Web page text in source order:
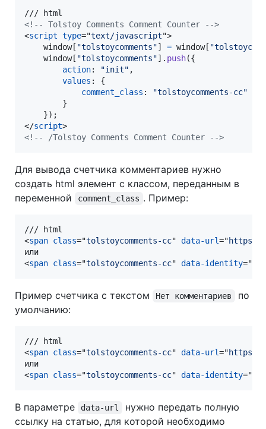
<!-- Tolstoy Comments Comment Counter -->
<script type="text/javascript">
window[ "tolstoycomments"] = window[
window[ "tolstoycomments"] . push({
action: "init" ,
values : {
comment_class :
"tolstoycomments-cc"
}
}) ;
</script>
<!-- /Tolstoy Comments Comment Counter -->
Для вывода счетчика комментариев нужно
создать html элемент с классом, переданным в
переменной
comment_class . Пример:
<span class="tolstoycomments-cc" data-url="https://
<span class="tolstoycomments-cc" data-identity="
Пример счетчика с текстом Нет комментариев
по
умолчанию:
<span class="tolstoycomments-cc" data-url="https://
<span class="tolstoycomments-cc" data-identity="
В параметре data-url
нужно передать полную
ссылку на статью, для которой необходимо